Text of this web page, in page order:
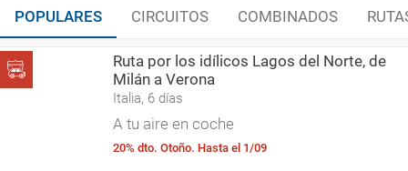
POPULARES CIRCUITOS COMBINADOS
Ruta por los idílicos Lagos del Norte, de
Milán a Verona
Italia, 6 días
A tu aire en coche
20% dto. Otoño. Hasta el 1/09